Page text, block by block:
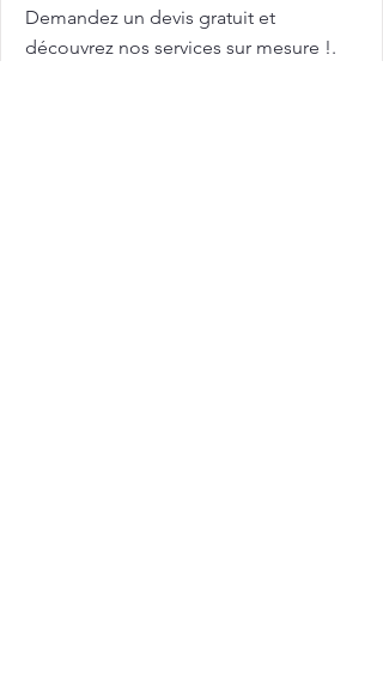
Demandez un devis gratuit et
découvrez nos services sur mesure !.